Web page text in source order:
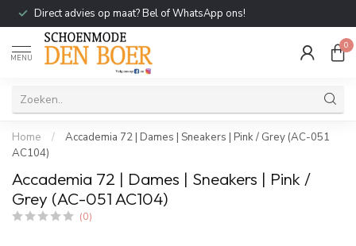
Direct advies op maat? Bel of WhatsApp ons!
MENU
0
Home /
Accademia 72 | Dames | Sneakers | Pink / Grey (AC-051
AC104)
Accademia 72 | Dames | Sneakers | Pink /
Grey (AC-051 AC104)
(0)